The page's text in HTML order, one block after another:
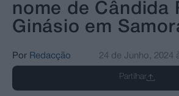
nome de Cândida
Ginásio em
Por Redacção 24 de Junho, 2024
Partilhar